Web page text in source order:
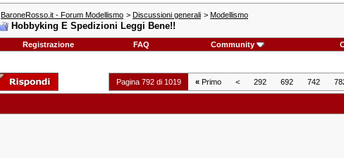
BaroneRosso.it - Forum Modellismo > Discussioni generali > Modellismo
Hobbyking E Spedizioni Leggi Bene!!
Registrazione
FAQ Community
Pagina 792 di 1019 « Primo < 292 692 742